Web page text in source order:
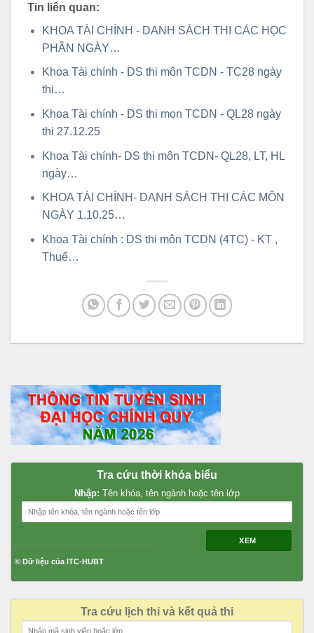
Tin liên quan:
KHOA TÀI CHÍNH - DANH SÁCH THI CÁC HỌC
PHẦN NGÀY…
Khoa Tài chính - DS thi môn TCDN - TC28 ngày
thi…
Khoa Tài chính - DS thi mon TCDN - QL28 ngày
thi 27.12.25
Khoa Tài chính- DS thi môn TCDN- QL28, LT, HL
ngày…
KHOA TÀI CHÍNH- DANH SÁCH THI CÁC MÔN
NGÀY 1.10.25…
Khoa Tài chính : DS thi môn TCDN (4TC) - KT ,
Thuế…
Tra cứu thời khóa biểu
Nhập: Tên khóa, tên ngành hoặc tên lớp
XEM
© Dữ liệu của ITC-HUBT
Tra cứu lịch thi và kết quả thi